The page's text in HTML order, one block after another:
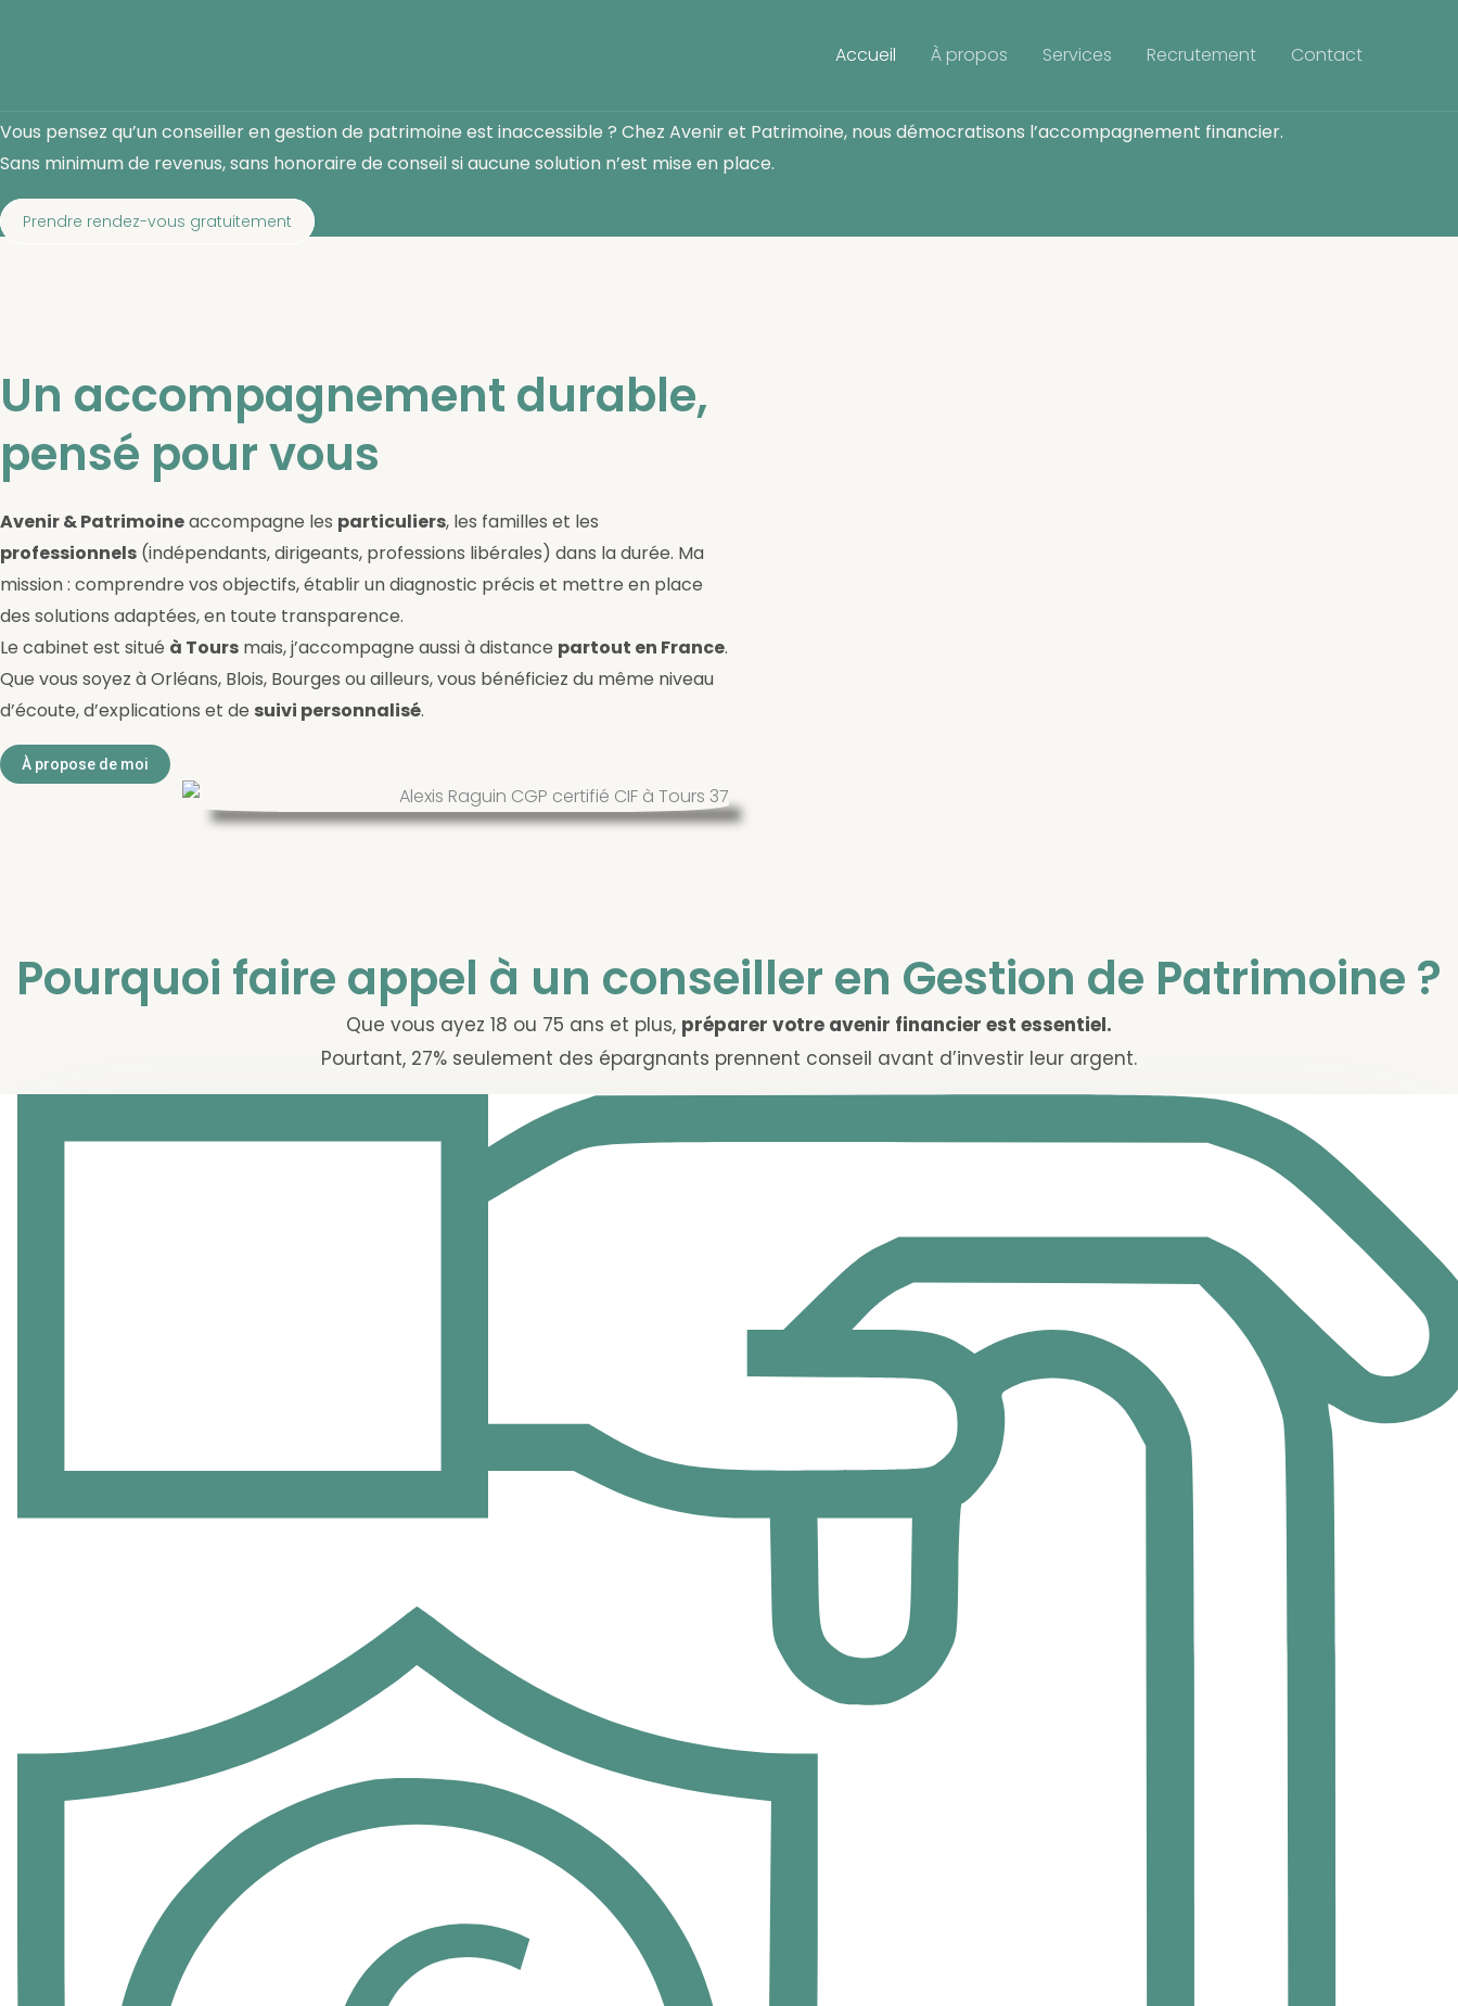
Accueil À propos Services Recrutement Contact
Vous pensez qu’un conseiller en gestion de patrimoine est inaccessible ? Chez Avenir et Patrimoine, nous démocratisons l’accompagnement financier.
Sans minimum de revenus, sans honoraire de conseil si aucune solution n’est mise en place.
Prendre rendez-vous gratuitement
Un accompagnement durable,
pensé pour vous
Avenir & Patrimoineaccompagne les particuliers, les familles et les
professionnels (indépendants, dirigeants, professions libérales) dans la durée. Ma
mission : comprendre vos objectifs, établir un diagnostic précis et mettre en place
des solutions adaptées, en toute transparence.
Le cabinet est situé à Tours mais, j’accompagne aussi à distance partout en France.
Que vous soyez à Orléans, Blois, Bourges ou ailleurs, vous bénéficiez du même niveau
d’écoute, d’explications et de suivi personnalisé.
À propose de moi
Pourquoi faire appel à un conseiller en Gestion de Patrimoine ?
Que vous ayez 18 ou 75 ans et plus, préparer votre avenir financier est essentiel.
Pourtant, 27% seulement des épargnants prennent conseil avant d’investir leur argent.